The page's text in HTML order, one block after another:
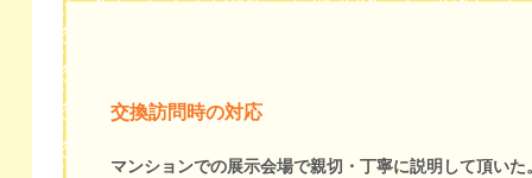
交換訪問時の対応
マンションでの展示会場で親切・丁寧に説明して頂いた